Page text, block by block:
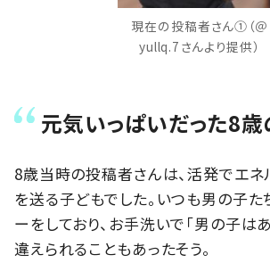
現在の投稿者さん①（＠
yullq.7さんより提供）
元気いっぱいだった8
8歳当時の投稿者さんは、活発でエネ
を送る子どもでした。いつも男の子た
ーをしており、お手洗いで「男の子は
違えられることもあったそう。